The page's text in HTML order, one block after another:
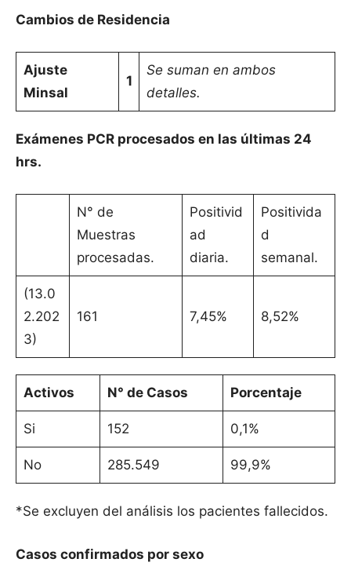
Cambios de Residencia
Ajuste
Minsal
1
Se suman en ambos
detalles.
Exámenes PCR procesados en las últimas 24
hrs.
N° de
Muestras
procesadas.
Positivid
ad
diaria.
Positivida
d
semanal.
(13.0
2.202
3)
161 7,45% 8,52%
Activos N° de Casos Porcentaje
Si 152 0,1%
No 285.549 99,9%
*Se excluyen del análisis los pacientes fallecidos.
Casos confirmados por sexo